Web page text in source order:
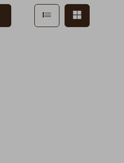
Afficher en mode